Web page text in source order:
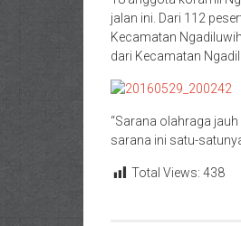
jalan ini. Dari 112
Kecamatan
dari Kecamatan
“Sarana olahraga
sarana ini satu-
Total Views: 438